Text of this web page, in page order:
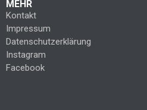
MEHR
Kontakt
Impressum
Datenschutzerklärung
Instagram
Facebook